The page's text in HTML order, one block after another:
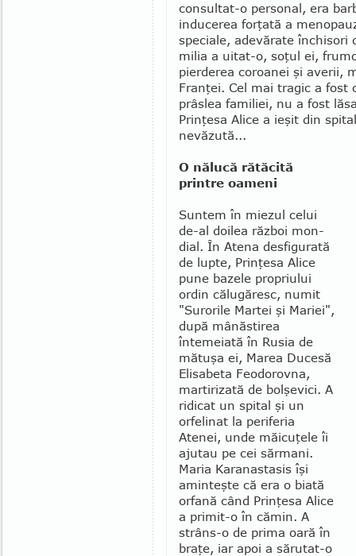
con­sul­tat-o personal, era
inducerea forţată a
speciale, ade­vărate
milia a uitat-o, soţul ei,
pierderea co­roa­nei şi averii,
Fran­ţei. Cel mai tra­gic a fost
prâslea familiei, nu a fost
Prinţesa Alice a ieşit din
nevăzută...
O nălucă rătăcită
printre oameni
Suntem în miezul celui
de-al doilea război mon­
dial. În Atena desfigu­rată
de lupte, Prinţesa Alice
pune bazele propriului
ordin călugăresc, numit
"Surorile Mar­tei şi Mariei",
după mâ­năs­tirea
întemeiată în Rusia de
mătuşa ei, Marea Ducesă
Eli­sa­beta Feodo­rov­na,
mar­tiriza­tă de bolşevici. A
ridicat un spital şi un
orfelinat la pe­ri­fe­ria
Atenei, unde măicu­ţele îi
ajutau pe cei sărmani.
Maria Karanastasis îşi
amin­teşte că era o biată
orfană când Prin­ţesa Alice
a primit-o în cămin. A
strâns-o de prima oară în
braţe, iar apoi a săru­tat-o